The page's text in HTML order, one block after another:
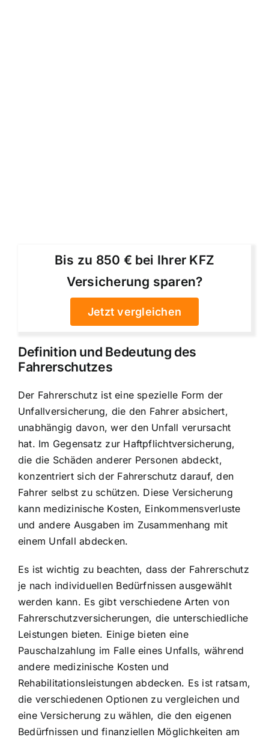
Bis zu 850 € bei Ihrer KFZ
Versicherung sparen?
Jetzt vergleichen
Definition und Bedeutung des
Fahrerschutzes
Der Fahrerschutz ist eine spezielle Form der
Unfallversicherung, die den Fahrer absichert,
unabhängig davon, wer den Unfall verursacht
hat. Im Gegensatz zur Haftpflichtversicherung,
die die Schäden anderer Personen abdeckt,
konzentriert sich der Fahrerschutz darauf, den
Fahrer selbst zu schützen. Diese Versicherung
kann medizinische Kosten, Einkommensverluste
und andere Ausgaben im Zusammenhang mit
einem Unfall abdecken.
Es ist wichtig zu beachten, dass der Fahrerschutz
je nach individuellen Bedürfnissen ausgewählt
werden kann. Es gibt verschiedene Arten von
Fahrerschutzversicherungen, die unterschiedliche
Leistungen bieten. Einige bieten eine
Pauschalzahlung im Falle eines Unfalls, während
andere medizinische Kosten und
Rehabilitationsleistungen abdecken. Es ist ratsam,
die verschiedenen Optionen zu vergleichen und
eine Versicherung zu wählen, die den eigenen
Bedürfnissen und finanziellen Möglichkeiten am